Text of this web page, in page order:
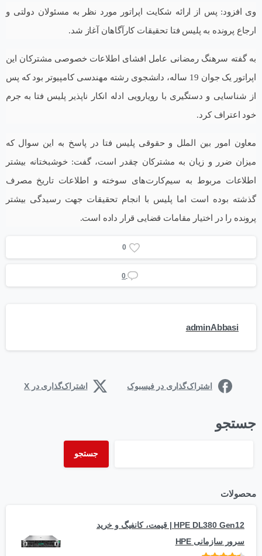
وی افزود: پس از ارائه شکایت اپراتور مورد نظر به مسئولان دولتی و
ارجاع پرونده به پلیس فتا تحقیقات کارآگاهان آغاز شد.
به گفته سرهنگ رمضانی عامل افشای اطلاعات خصوصی مشترکان این
اپراتور یک جوان 19 ساله، دانشجوی رشته مهندسی کامپیوتر بود که پس
از شناسایی و دستگیری با رویارویی ادله انکار ناپذیر پلیس فتا به جرم
خود اعتراف کرد.
معاون امور بین الملل و حقوقی پلیس فتا در پاسخ به این سوال که
میزان ضرر و زیان به مشترکان چقدر است، گفت: خوشبختانه بیشتر
اطلاعات مربوط به سیم‌کارت‌های سوخته و اطلاعات تاریخ مصرف
گذشته بوده است اما پلیس با انجام تحقیقات جهت رسیدگی بیشتر
پرونده را در اختیار مقامات قضایی قرار داده است.
0
0
adminAbbasi
اشتراک‌گذاری در فیسبوک اشتراک‌گذاری در X
جستجو
جستجو
محصولات
HPE DL380 Gen12 | قیمت، کانفیگ و خرید
سرور سازمانی HPE